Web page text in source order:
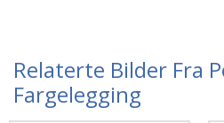
Relaterte Bilder Fra
Fargelegging